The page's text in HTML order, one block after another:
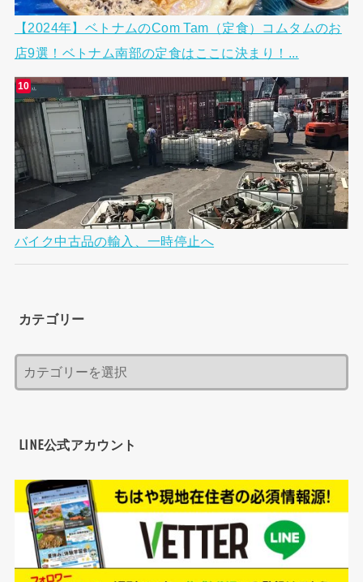
【2024年】ベトナムのCom Tam（定食）コムタムのお
店9選！ベトナム南部の定食はここに決まり！...
バイク中古品の輸入、一時停止へ
カテゴリー
LINE公式アカウント